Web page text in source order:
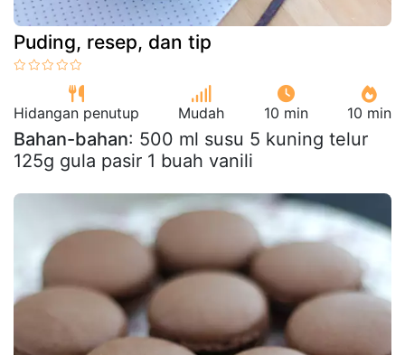
Puding, resep, dan tip
Hidangan penutup Mudah 10 min 10 min
Bahan-bahan: 500 ml susu 5 kuning telur
125g gula pasir 1 buah vanili